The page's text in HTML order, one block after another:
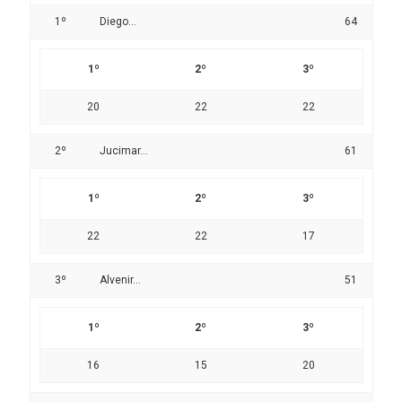
1º Diego... 64
1º 2º 3º
20 22 22
2º Jucimar... 61
1º 2º 3º
22 22 17
3º Alvenir... 51
1º 2º 3º
16 15 20